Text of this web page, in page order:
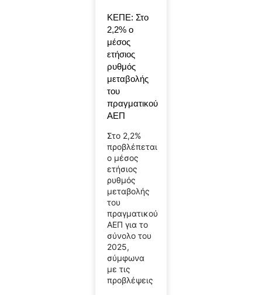
ΚΕΠΕ: Στο
2,2% ο
μέσος
ετήσιος
ρυθμός
μεταβολής
του
πραγματικού
ΑΕΠ
Στο 2,2%
προβλέπεται
ο μέσος
ετήσιος
ρυθμός
μεταβολής
του
πραγματικού
ΑΕΠ για το
σύνολο του
2025,
σύμφωνα
με τις
προβλέψεις